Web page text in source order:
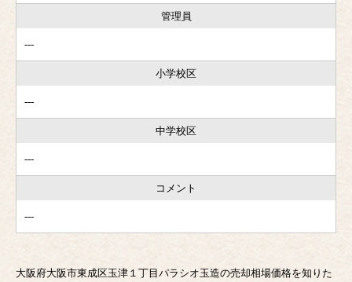
管理員
---
小学校区
---
中学校区
---
コメント
---
大阪府大阪市東成区玉津１丁目パラシオ玉造の売却相場価格を知りた